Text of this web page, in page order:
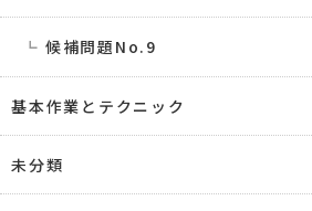
候補問題No.9
基本作業とテクニック
未分類